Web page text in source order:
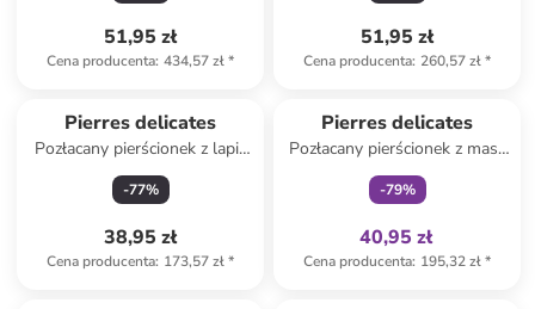
51,95 zł
Cena producenta: 434,57 zł*
51,95 zł
Cena producenta: 260,57 zł*
Pierres delicates
Pozłacany pierścionek z lapis
lazuli
-77%
38,95 zł
Cena producenta: 173,57 zł*
Pierres delicates
Pozłacany pierścionek z masą
perłową
-79%
40,95 zł
Cena producenta: 195,32 zł*